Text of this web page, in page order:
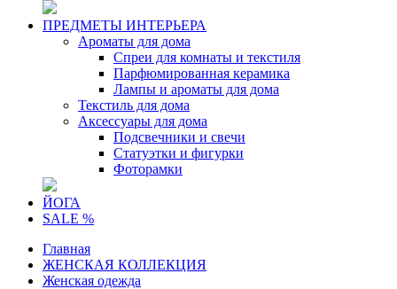
ПРЕДМЕТЫ ИНТЕРЬЕРА
Ароматы для дома
Спреи для комнаты и текстиля
Парфюмированная керамика
Лампы и ароматы для дома
Текстиль для дома
Аксессуары для дома
Подсвечники и свечи
Статуэтки и фигурки
Фоторамки
ЙОГА
SALE %
Главная
ЖЕНСКАЯ КОЛЛЕКЦИЯ
Женская одежда